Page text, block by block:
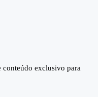
conteúdo exclusivo para